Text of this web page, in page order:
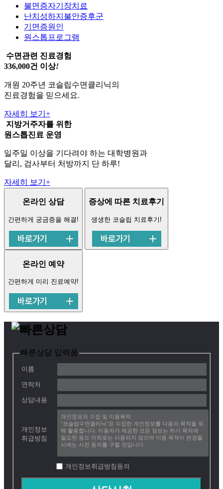
불면증자기장치료
난치성하지불안증후군
기면증원인
원스톱프로그램
수면관련 진료경험
336,000건 이상!
개원 20주년 코슬립수면클리닉의
진료경험을 믿으세요.
자세히 보기 +
지방거주자를 위한
원스톱진료 운영
일주일 이상을 기다려야 하는 대학병원과
달리, 검사부터 처방까지 단 하루!
자세히 보기 +
온라인 상담
간편하게 궁금증을 해결!
증상에 따른 치료후기
생생한 코슬립 치료후기!
온라인 예약
간편하게 미리 진료예약!
빠른상담 입력폼
이름
연락처
상담내용
개인정보
취급방침
개인정보의 수집 및 이용목적
"코슬립수면클리닉"은 수집한 개인정보를 다음의 목적을 위
해 활용합니다. 이용자가 제공한 모든 정보는 하기 목적에
필요한 용도 이외로는 사용되지 않으며 이용 목적이 변경될
시에는 사전 동의를 구할 것입니다.
• 진단 및 치료를 위한 진료서비스 제공
• 진료비 청구, 수납, 환급 등 진료지원을 위한 자료
• 교육, 연구, 진료서비스에 필요한 최소한의 분석 자료
• 온라인수탁검사 및 임상시험심사를 위한 기초 자료
개인정보취급방침동의